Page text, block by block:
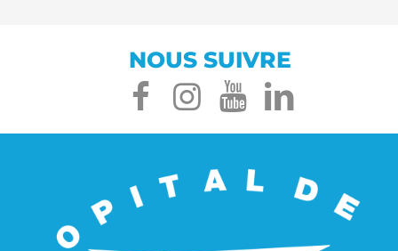
NOUS SUIVRE
facebook
instagram
youtube